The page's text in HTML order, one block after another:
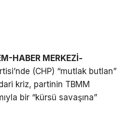
HABER MERKEZİ-
(CHP) “mutlak butlan”
kriz, partinin TBMM
bir “kürsü savaşına”